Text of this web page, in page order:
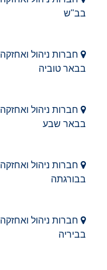
בב"ש
חברות ניהול ואחזקה
בבאר טוביה
חברות ניהול ואחזקה
בבאר שבע
חברות ניהול ואחזקה
בבורגתה
חברות ניהול ואחזקה
בביריה